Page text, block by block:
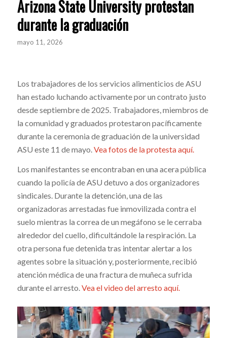
Arizona State University protestan
durante la graduación
mayo 11, 2026
Los trabajadores de los servicios alimenticios de ASU
han estado luchando activamente por un contrato justo
desde septiembre de 2025. Trabajadores, miembros de
la comunidad y graduados protestaron pacíficamente
durante la ceremonia de graduación de la universidad
ASU este 11 de mayo. Vea fotos de la protesta aquí.
Los manifestantes se encontraban en una acera pública
cuando la policía de ASU detuvo a dos organizadores
sindicales. Durante la detención, una de las
organizadoras arrestadas fue inmovilizada contra el
suelo mientras la correa de un megáfono se le cerraba
alrededor del cuello, dificultándole la respiración. La
otra persona fue detenida tras intentar alertar a los
agentes sobre la situación y, posteriormente, recibió
atención médica de una fractura de muñeca sufrida
durante el arresto.Vea el video del arresto aquí.